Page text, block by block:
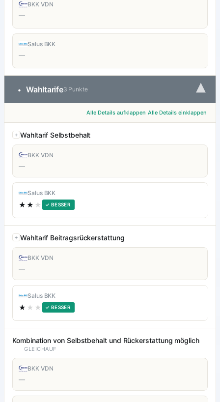
BKK VDN
—
Salus BKK
—
• Wahltarife3 Punkte ▾
Alle Details aufklappen Alle Details einklappen
Wahltarif Selbstbehalt
BKK VDN
—
Salus BKK
★★ ★ ✓ BESSER
Wahltarif Beitragsrückerstattung
BKK VDN
—
Salus BKK
★ ★★ ✓ BESSER
Kombination von Selbstbehalt und Rückerstattung möglich
GLEICHAUF
BKK VDN
—